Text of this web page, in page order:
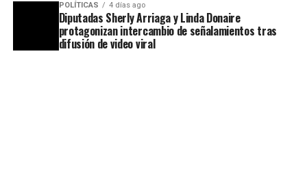
POLÍTICAS 4 días ago
Diputadas Sherly Arriaga y Linda Donaire
protagonizan intercambio de señalamientos tras
difusión de video viral